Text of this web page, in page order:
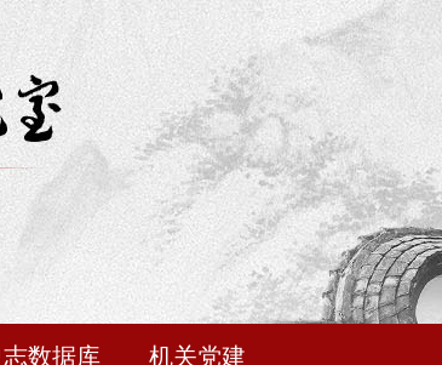
志数据库 机关党建